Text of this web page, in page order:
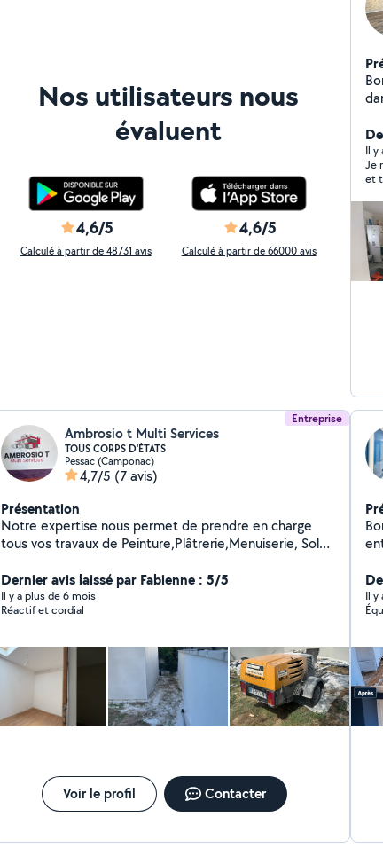
Nos utilisateurs nous
évaluent
4,6/5
Calculé à partir de 48731 avis
4,6/5
Calculé à partir de 66000 avis
dans le BTP tout types
Il y
Je
et
Entreprise
Ambrosio t Multi Services
TOUS CORPS D'ÉTATS
Pessac (Camponac)
4,7/5 (7 avis)
Présentation
Notre expertise nous permet de prendre en charge
tous vos travaux de Peinture,Plâtrerie,Menuiserie, Sols
Rénovation
Dernier avis laissé par Fabienne : 5/5
Il y a plus de 6 mois
Réactif et cordial
Voir le profil Contacter
: Peinture intérieure & extérieure Murs, plafonds,
Il y